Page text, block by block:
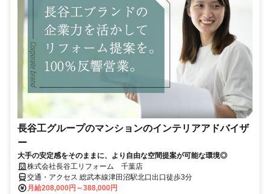
長谷工グループのマンションのインテリアアドバイザ
ー
大手の安定感をそのままに、より自由な空間提案が可能な環境◎
株式会社長谷工リフォーム 千葉店
交通・アクセス 総武本線津田沼駅北口出口徒歩3分
月給208,000円～388,000円